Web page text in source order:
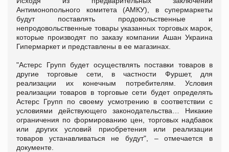
Антимонопольного комитета (АМКУ), в супермаркеты
будут поставлять продовольственные и
непродовольственные товары указанных торговых марок,
которые производят по заказу компании Ашан Украина
Гипермаркет и представлены в ее магазинах.
"Астерс Групп будет осуществлять поставки товаров в
другие торговые сети, в частности Фуршет, для
реализации их конечным потребителям. Условия
реализации товаров в торговые сети будет определять
Астерс Групп по своему усмотрению в соответствии с
условиями действующего законодательства… Никакие
ограничения по формированию цен, торговых надбавок
или других условий приобретения или реализации
товаров устанавливаться не будут", – отмечается в
документе.